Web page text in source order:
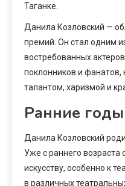
Таганке.
Данила Козловский —
премий. Он стал одним
востребованных
поклонников и фанатов,
талантом, харизмой и
Ранние годы
Данила Козловский
Уже с раннего возраста
искусству, особенно к
в различных